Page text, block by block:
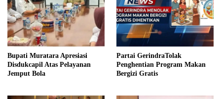
Bupati Muratara Apresiasi
Disdukcapil Atas Pelayanan
Jemput Bola
Partai GerindraTolak
Penghentian Program Makan
Bergizi Gratis